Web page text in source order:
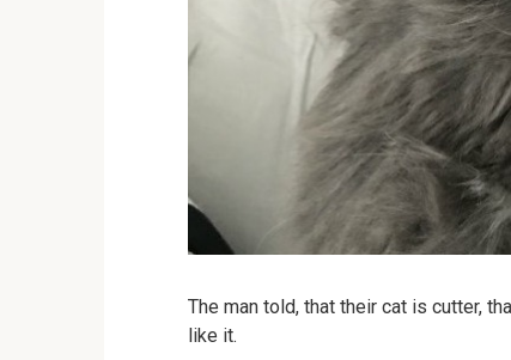
The man told, that their cat is cutter,
like it.